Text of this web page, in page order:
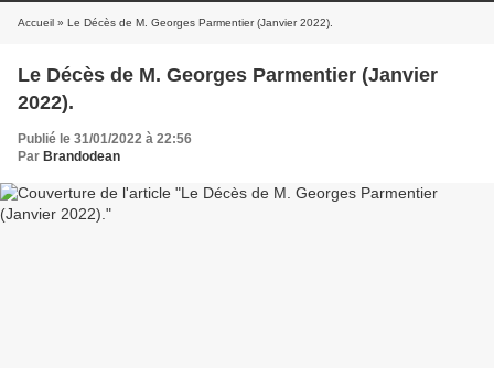
Accueil » Le Décès de M. Georges Parmentier (Janvier 2022).
Le Décès de M. Georges Parmentier (Janvier
2022).
Publié le 31/01/2022 à 22:56
Par Brandodean